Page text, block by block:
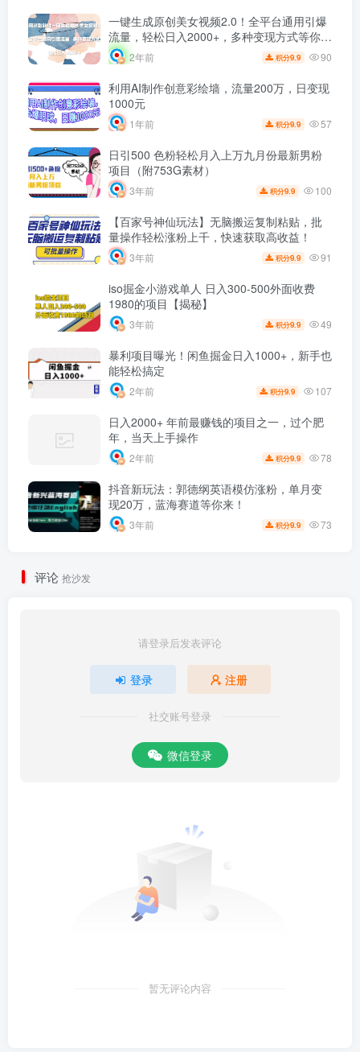
一键生成原创美女视频2.0！全平台通用引爆
流量，轻松日入2000+，多种变现方式等你选
择！2年前 积分9.9 90
利用AI制作创意彩绘墙，流量200万，日变现
1000元
1年前 积分9.9 57
日引500 色粉轻松月入上万九月份最新男粉
项目（附753G素材）
3年前 积分9.9 100
【百家号神仙玩法】无脑搬运复制粘贴，批
量操作轻松涨粉上千，快速获取高收益！
3年前 积分9.9 91
iso掘金小游戏单人 日入300-500外面收费
1980的项目【揭秘】
3年前 积分9.9 49
暴利项目曝光！闲鱼掘金日入1000+，新手也
能轻松搞定
2年前 积分9.9 107
日入2000+ 年前最赚钱的项目之一，过个肥
年，当天上手操作
2年前 积分9.9 78
抖音新玩法：郭德纲英语模仿涨粉，单月变
现20万，蓝海赛道等你来！
3年前 积分9.9 73
评论 抢沙发
请登录后发表评论
登录 注册
社交账号登录
微信登录
暂无评论内容